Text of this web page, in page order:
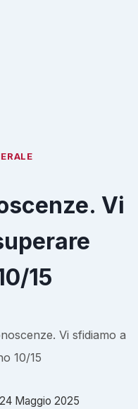
Vi
15
Vi sfidiamo a
10/15
24 Maggio 2025